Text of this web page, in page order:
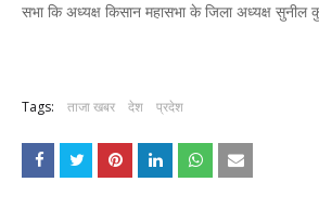
सभा कि अध्यक्ष किसान महासभा के जिला अध्यक्ष सुनील
Tags: ताजा खबर देश प्रदेश